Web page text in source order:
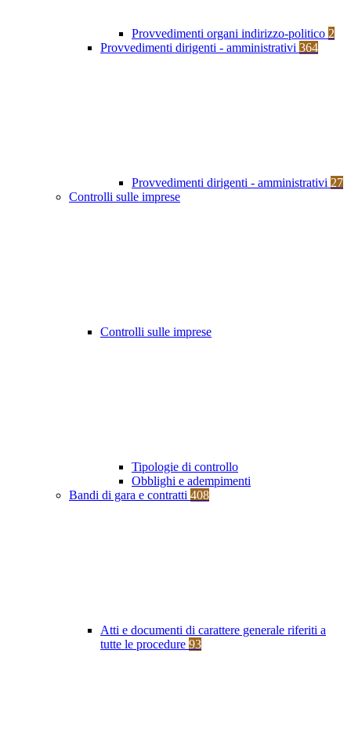
Provvedimenti organi indirizzo-politico 2
Provvedimenti dirigenti - amministrativi 364
Provvedimenti dirigenti - amministrativi 27
Controlli sulle imprese
Controlli sulle imprese
Tipologie di controllo
Obblighi e adempimenti
Bandi di gara e contratti 408
Atti e documenti di carattere generale riferiti a
tutte le procedure 93